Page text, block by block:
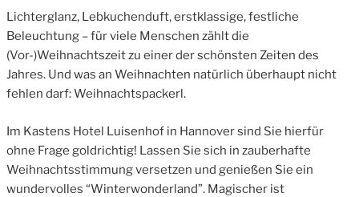
Lichterglanz, Lebkuchenduft, erstklassige, festliche
Beleuchtung – für viele Menschen zählt die
(Vor-)Weihnachtszeit zu einer der schönsten Zeiten des
Jahres. Und was an Weihnachten natürlich überhaupt nicht
fehlen darf: Weihnachtspackerl.
Im Kastens Hotel Luisenhof in Hannover sind Sie hierfür
ohne Frage goldrichtig! Lassen Sie sich in zauberhafte
Weihnachtsstimmung versetzen und genießen Sie ein
wundervolles “Winterwonderland”. Magischer ist